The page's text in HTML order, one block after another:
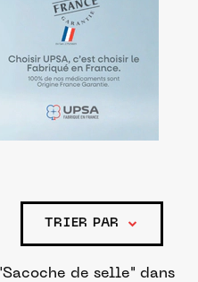
TRIER PAR
de selle" dans